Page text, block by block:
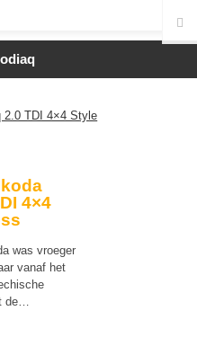
4×4
was vroeger
vanaf het
de…